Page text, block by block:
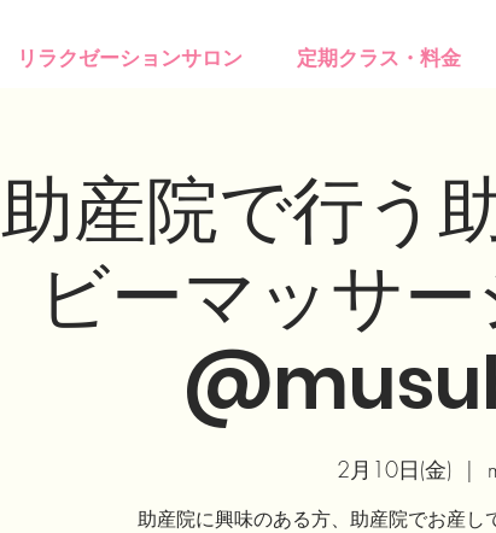
リラクゼーションサロン 定期クラス・料金
助産院で行う
ビーマッサ
2月10日(金)
  |
助産院に興味のある方、助産院でお産